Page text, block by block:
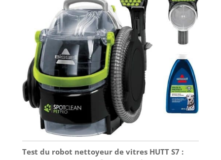
Test du robot nettoyeur de vitres HUTT S7 :